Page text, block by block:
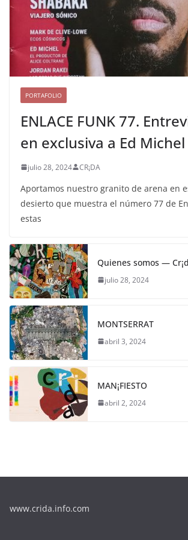
PORTAFOLIO
ENLACE FUNK 77.
en exclusiva a Ed Michel
julio 28, 2024 CR¡DA
Aportamos nuestro granito de arena en
desierto que muestra el número 77 de
estas
Quienes somos —
julio 28, 2024
MONTSERRAT
abril 3, 2024
MAN¡FIESTO
abril 2, 2024
www.crida.info.com